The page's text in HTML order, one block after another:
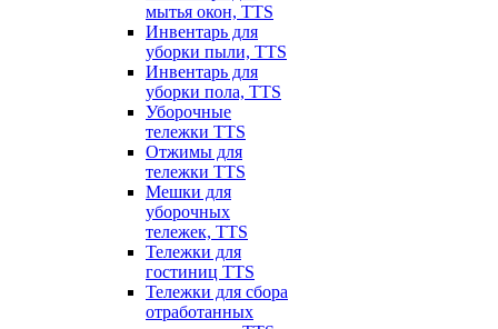
мытья окон, TTS
Инвентарь для
уборки пыли, TTS
Инвентарь для
уборки пола, TTS
Уборочные
тележки TTS
Отжимы для
тележки TTS
Мешки для
уборочных
тележек, TTS
Тележки для
гостиниц TTS
Тележки для сбора
отработанных